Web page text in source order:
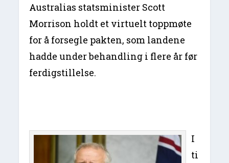
Australias statsminister Scott
Morrison holdt et virtuelt toppmøte
for å forsegle pakten, som landene
hadde under behandling i flere år før
ferdigstillelse.
I
ti